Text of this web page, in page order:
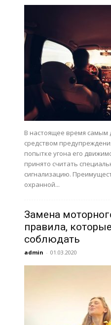
В настоящее время самым
средством
попытке угона его
принято считать
сигнализацию.
охранной...
Замена
правила,
соблюдать
admin - 01.03.2020